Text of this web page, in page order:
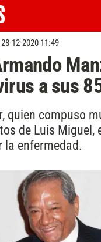
28-12-2020 11:49
a sus
quien compuso
de Luis Miguel,
la enfermedad.